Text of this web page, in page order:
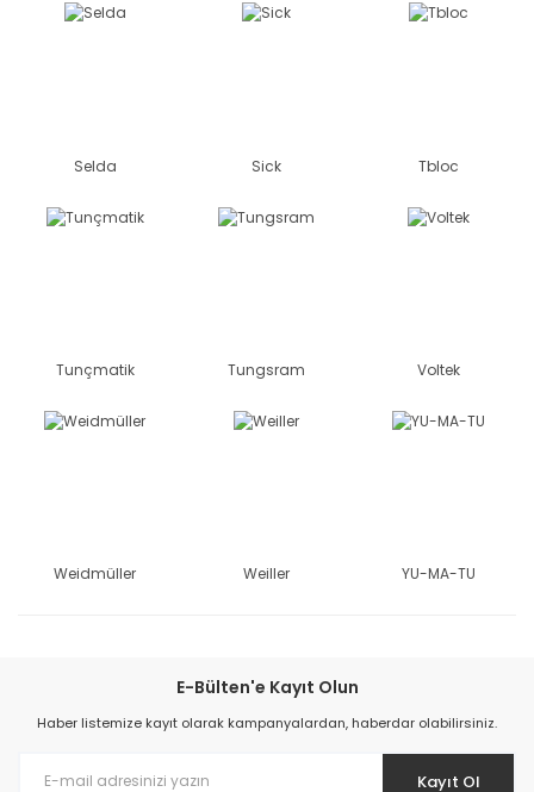
Selda Sick Tbloc
Tunçmatik Tungsram Voltek
Weidmüller Weiller YU-MA-TU
E-Bülten'e Kayıt Olun
Haber listemize kayıt olarak kampanyalardan, haberdar olabilirsiniz.
Kayıt Ol